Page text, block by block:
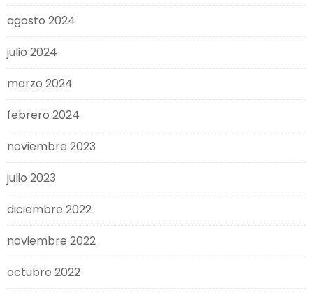
agosto 2024
julio 2024
marzo 2024
febrero 2024
noviembre 2023
julio 2023
diciembre 2022
noviembre 2022
octubre 2022